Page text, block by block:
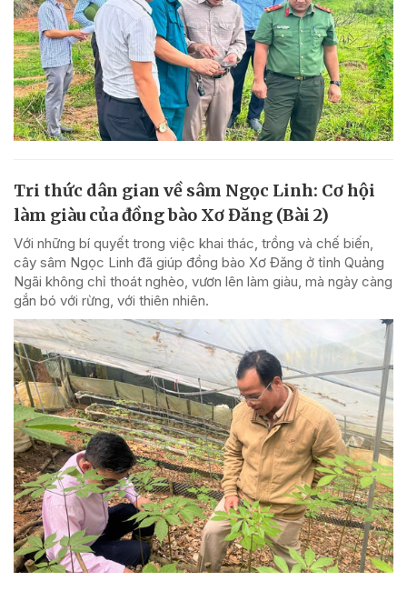
Tri thức dân gian về sâm Ngọc Linh: Cơ hội
làm giàu của đồng bào Xơ Đăng (Bài 2)
Với những bí quyết trong việc khai thác, trồng và chế biến,
cây sâm Ngọc Linh đã giúp đồng bào Xơ Đăng ở tỉnh Quảng
Ngãi không chỉ thoát nghèo, vươn lên làm giàu, mà ngày càng
gắn bó với rừng, với thiên nhiên.